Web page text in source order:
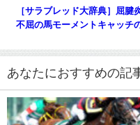
［サラブレッド大辞典］屈
不屈の馬モーメントキャッチ
あなたにおすすめの記